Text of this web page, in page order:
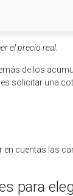
el precio real.
de los
solicitar una
cuentas las
para